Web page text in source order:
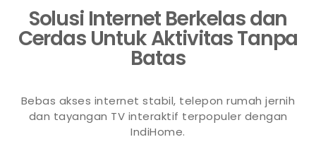
Solusi Internet Berkelas dan
Cerdas Untuk Aktivitas Tanpa
Batas
Bebas akses internet stabil, telepon rumah jernih
dan tayangan TV interaktif terpopuler dengan
IndiHome.